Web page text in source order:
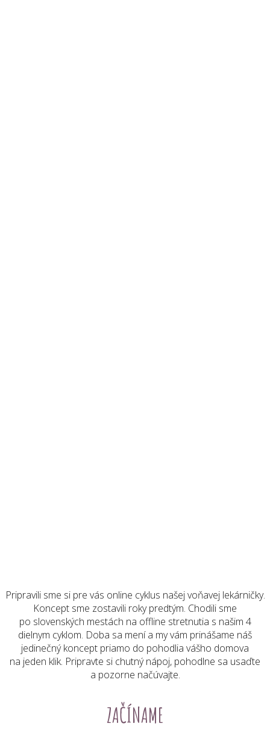
Pripravili sme si pre vás online cyklus našej voňavej lekárničky.
Koncept sme zostavili roky predtým. Chodili sme
po slovenských mestách na offline stretnutia s našim 4
dielnym cyklom. Doba sa mení a my vám prinášame náš
jedinečný koncept priamo do pohodlia vášho domova
na jeden klik. Pripravte si chutný nápoj, pohodlne sa usaďte
a pozorne načúvajte.
ZAČÍNAME